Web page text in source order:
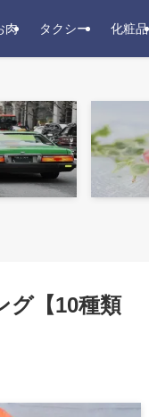
肉 タクシー 化粧品
グ【10種類